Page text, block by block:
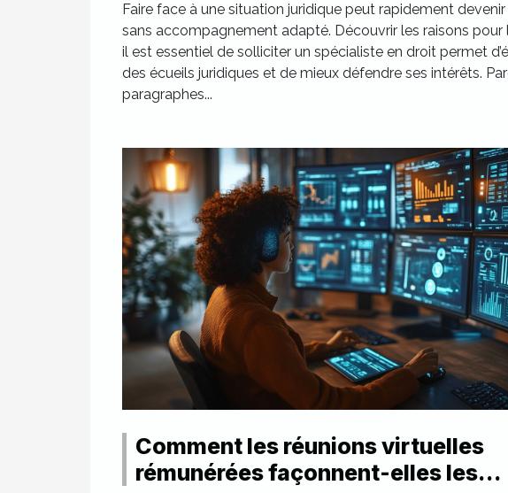
Faire face à une situation juridique peut rapidement
sans accompagnement adapté. Découvrir les raisons pour
il est essentiel de solliciter un spécialiste en droit permet
des écueils juridiques et de mieux défendre ses intérêts.
paragraphes...
Comment les réunions virtuelles
rémunérées façonnent-elles les